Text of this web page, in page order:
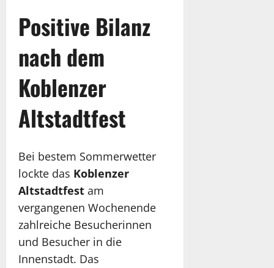
Positive Bilanz
nach dem
Koblenzer
Altstadtfest
Bei bestem Sommerwetter
lockte das Koblenzer
Altstadtfest am
vergangenen Wochenende
zahlreiche Besucherinnen
und Besucher in die
Innenstadt. Das